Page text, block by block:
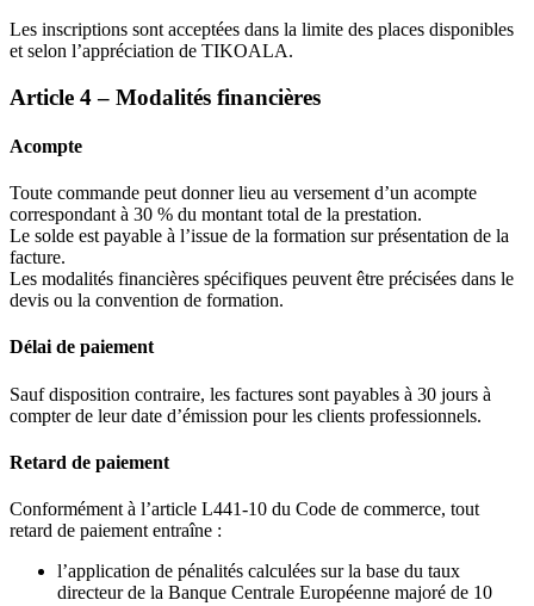
Les inscriptions sont acceptées dans la limite des places disponibles
et selon l’appréciation de TIKOALA.
Article 4 – Modalités financières
Acompte
Toute commande peut donner lieu au versement d’un acompte
correspondant à 30 % du montant total de la prestation.
Le solde est payable à l’issue de la formation sur présentation de la
facture.
Les modalités financières spécifiques peuvent être précisées dans le
devis ou la convention de formation.
Délai de paiement
Sauf disposition contraire, les factures sont payables à 30 jours à
compter de leur date d’émission pour les clients professionnels.
Retard de paiement
Conformément à l’article L441-10 du Code de commerce, tout
retard de paiement entraîne :
l’application de pénalités calculées sur la base du taux
directeur de la Banque Centrale Européenne majoré de 10